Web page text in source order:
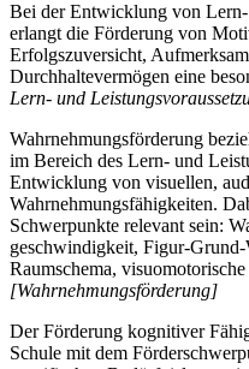
Bei der Entwicklung von Lern-
erlangt die Förderung von
Erfolgszuversicht,
Durchhaltevermögen eine
Lern- und
Wahrnehmungsförderung
im Bereich des Lern- und
Entwicklung von visuellen,
Wahrnehmungsfähigkeiten.
Schwerpunkte relevant sein:
geschwindigkeit, Figur-
Raumschema,
[Wahrnehmungsförderung]
Der Förderung kognitiver
Schule mit dem